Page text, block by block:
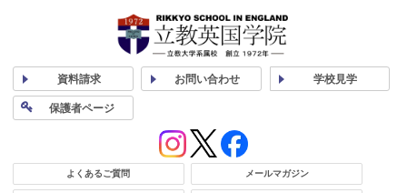
資料請求 お問い合わせ 学校見学
保護者ページ
よくあるご質問 メールマガジン